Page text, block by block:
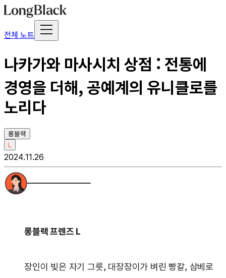
전체 노트
나카가와 마사시치 상점 : 전통에
경영을 더해, 공예계의 유니클로를
노리다
롱블랙
L
2024.11.26
롱블랙 프렌즈 L
장인이 빚은 자기 그릇, 대장장이가 벼린 빵칼, 삼베로